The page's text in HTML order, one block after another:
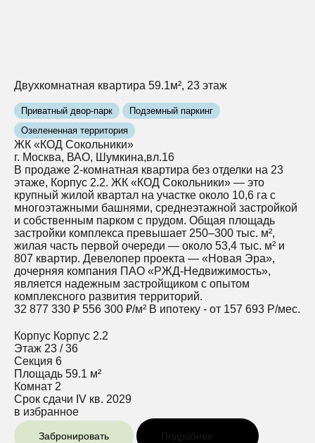
Двухкомнатная квартира 59.1м², 23 этаж
Приватный двор-парк
Подземный паркинг
Озелененная территория
ЖК «КОД Сокольники»
г. Москва, ВАО, Шумкина,вл.16
В продаже 2-комнатная квартира без отделки на 23
этаже, Корпус 2.2. ЖК «КОД Сокольники» — это
крупный жилой квартал на участке около 10,6 га с
многоэтажными башнями, среднеэтажной застройкой
и собственным парком с прудом. Общая площадь
застройки комплекса превышает 250–300 тыс. м²,
жилая часть первой очереди — около 53,4 тыс. м² и
807 квартир. Девелопер проекта — «Новая Эра»,
дочерняя компания ПАО «РЖД‑Недвижимость»,
является надежным застройщиком с опытом
комплексного развития территорий.
32 877 330 ₽ 556 300 ₽/м² В ипотеку - от 157 693 Р/мес.
Корпус Корпус 2.2
Этаж 23 / 36
Секция 6
Площадь 59.1 м²
Комнат 2
Срок сдачи IV кв. 2029
в избранное
Забронировать Подробнее